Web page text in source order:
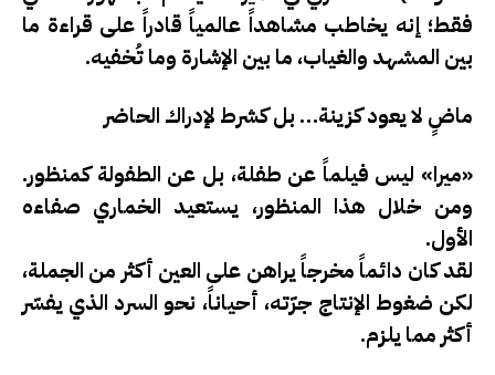
فقط؛ إنه يخاطب مشاهداً عالمياً قادراً على قراءة ما
بين المشهد والغياب، ما بين الإشارة وما تُخفيه.
ماضٍ لا يعود كزينة… بل كشرط لإدراك الحاضر
«ميرا» ليس فيلماً عن طفلة، بل عن الطفولة كمنظور.
ومن خلال هذا المنظور، يستعيد الخماري صفاءه
الأول.
لقد كان دائماً مخرجاً يراهن على العين أكثر من الجملة،
لكن ضغوط الإنتاج جرّته، أحياناً، نحو السرد الذي يفسّر
أكثر مما يلزم.